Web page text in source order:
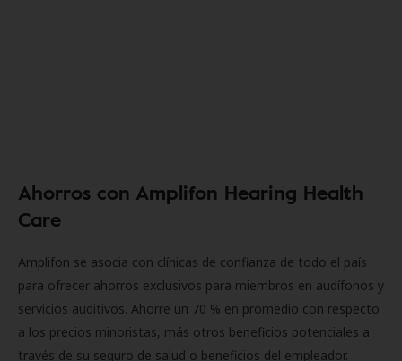
Ahorros con Amplifon Hearing Health
Care
Amplifon se asocia con clínicas de confianza de todo el país
para ofrecer ahorros exclusivos para miembros en audífonos y
servicios auditivos. Ahorre un 70 % en promedio con respecto
a los precios minoristas, más otros beneficios potenciales a
través de su seguro de salud o beneficios del empleador.